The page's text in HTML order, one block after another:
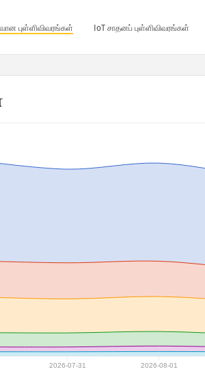
புள்ளிவிவரங்கள் IoT சாதனப் புள்ளிவிவரங்கள்
2026-07-31 2026-08-01